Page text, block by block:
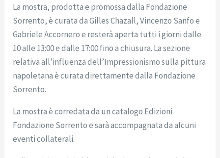
La mostra, prodotta e promossa dalla Fondazione
Sorrento, è curata da Gilles Chazall, Vincenzo Sanfo e
Gabriele Accornero e resterà aperta tutti i giorni dalle
10 alle 13:00 e dalle 17:00 fino a chiusura. La sezione
relativa all’influenza dell’Impressionismo sulla pittura
napoletana è curata direttamente dalla Fondazione
Sorrento.
La mostra è corredata da un catalogo Edizioni
Fondazione Sorrento e sarà accompagnata da alcuni
eventi collaterali.